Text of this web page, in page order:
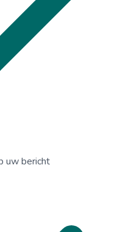
uw bericht